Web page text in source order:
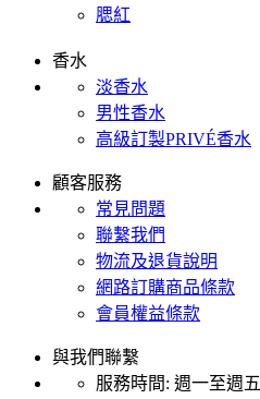
腮紅
香水
淡香水
男性香水
高級訂製PRIVÉ香水
顧客服務
常見問題
聯繫我們
物流及退貨說明
網路訂購商品條款
會員權益條款
與我們聯繫
服務時間: 週一至週